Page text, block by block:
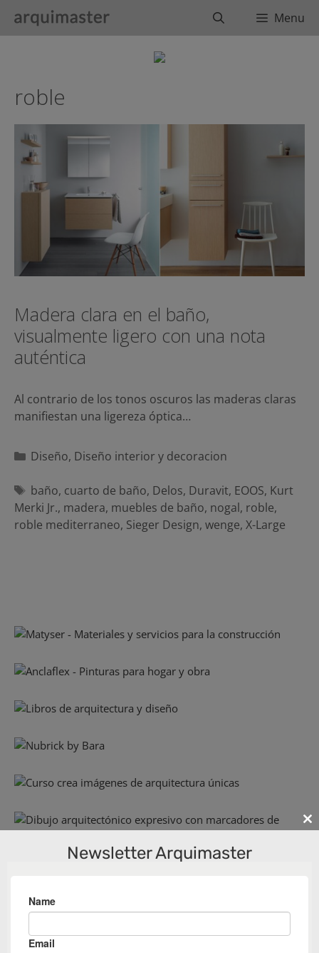
BuscarMenu
roble
Madera clara en el baño,
visualmente ligero con una nota
auténtica
Al contrario de los tonos oscuros las maderas claras
manifiestan una ligereza óptica…
Categorías
Diseño, Diseño interior y decoracion
Etiquetas
baño, cuarto de baño, Delos, Duravit, EOOS, Kurt
Merki Jr., madera, muebles de baño, nogal, roble,
roble mediterraneo, Sieger Design, wenge, X-Large
Newsletter Arquimaster